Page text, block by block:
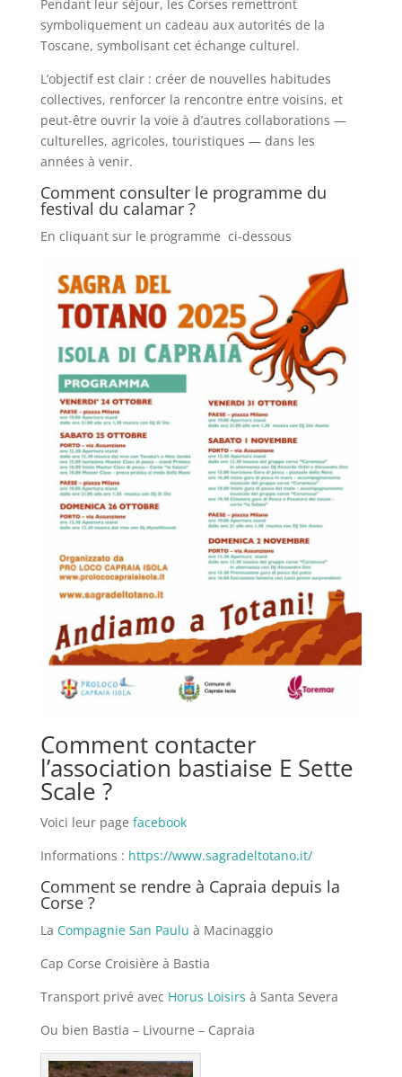
Pendant leur séjour, les Corses remettront
symboliquement un cadeau aux autorités de la
Toscane, symbolisant cet échange culturel.
L’objectif est clair : créer de nouvelles habitudes
collectives, renforcer la rencontre entre voisins, et
peut-être ouvrir la voie à d’autres collaborations —
culturelles, agricoles, touristiques — dans les
années à venir.
Comment consulter le programme du
festival du calamar ?
En cliquant sur le programme ci-dessous
Comment contacter
l’association bastiaise E Sette
Scale ?
Voici leur page facebook
Informations : https://www.sagradeltotano.it/
Comment se rendre à Capraia depuis la
Corse ?
La Compagnie San Paulu à Macinaggio
Cap Corse Croisière à Bastia
Transport privé avec Horus Loisirs à Santa Severa
Ou bien Bastia – Livourne – Capraia